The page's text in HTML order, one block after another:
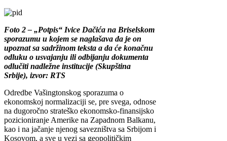
Foto 2 – „Potpis“ Ivice Dačića na Briselskom
sporazumu u kojem se naglašava da je on
upoznat sa sadržinom teksta a da će konačnu
odluku o usvajanju ili odbijanju dokumenta
odlučiti nadležne institucije (Skupština
Srbije), izvor: RTS
Odredbe Vašingtonskog sporazuma o
ekonomskoj normalizaciji se, pre svega, odnose
na dugoročno strateško ekonomsko-finansijsko
pozicioniranje Amerike na Zapadnom Balkanu,
kao i na jačanje njenog savezništva sa Srbijom i
Kosovom, a sve u vezi sa geopolitičkim